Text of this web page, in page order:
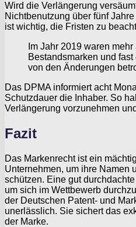
Wird die Verlängerung
Nichtbenutzung über fünf
ist wichtig, die Fristen zu
Im Jahr 2019 waren
Bestandsmarken und
von den Änderungen
Das DPMA informiert acht
Schutzdauer die Inhaber. So
Verlängerung vorzunehmen
Fazit
Das Markenrecht ist ein
Unternehmen, um ihre Namen
schützen. Eine gut
um sich im Wettbewerb
der Deutschen Patent- und
unerlässlich. Sie sichert das
der Marke.